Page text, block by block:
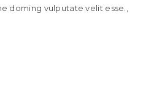
doming vulputate velit esse.,